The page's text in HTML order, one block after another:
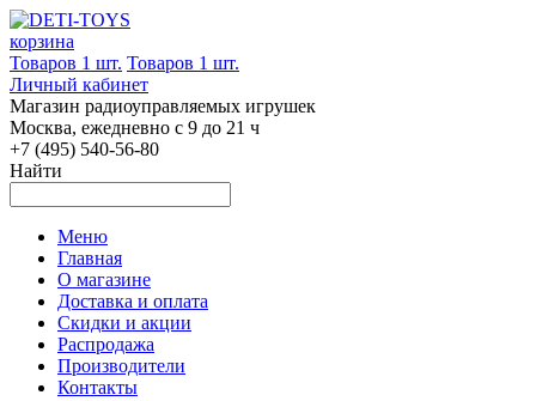
корзина
Товаров 1 шт. Товаров 1 шт.
Личный кабинет
Магазин радиоуправляемых игрушек
Москва, ежедневно с 9 до 21 ч
+7 (495) 540-56-80
Найти
Меню
Главная
О магазине
Доставка и оплата
Скидки и акции
Распродажа
Производители
Контакты